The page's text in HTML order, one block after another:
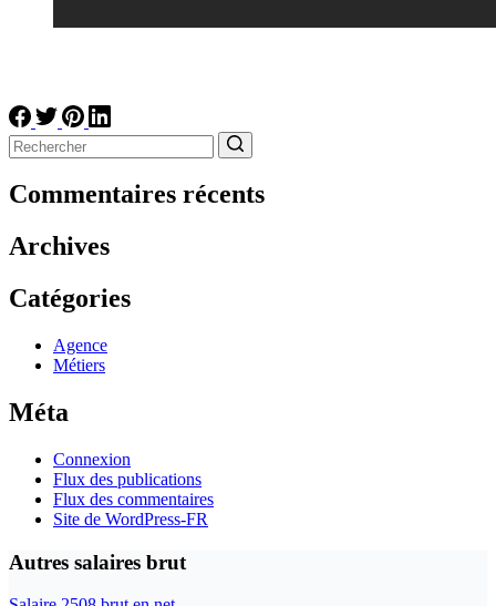
résultat
Commentaires récents
Archives
Catégories
Agence
Métiers
Méta
Connexion
Flux des publications
Flux des commentaires
Site de WordPress-FR
Autres salaires brut